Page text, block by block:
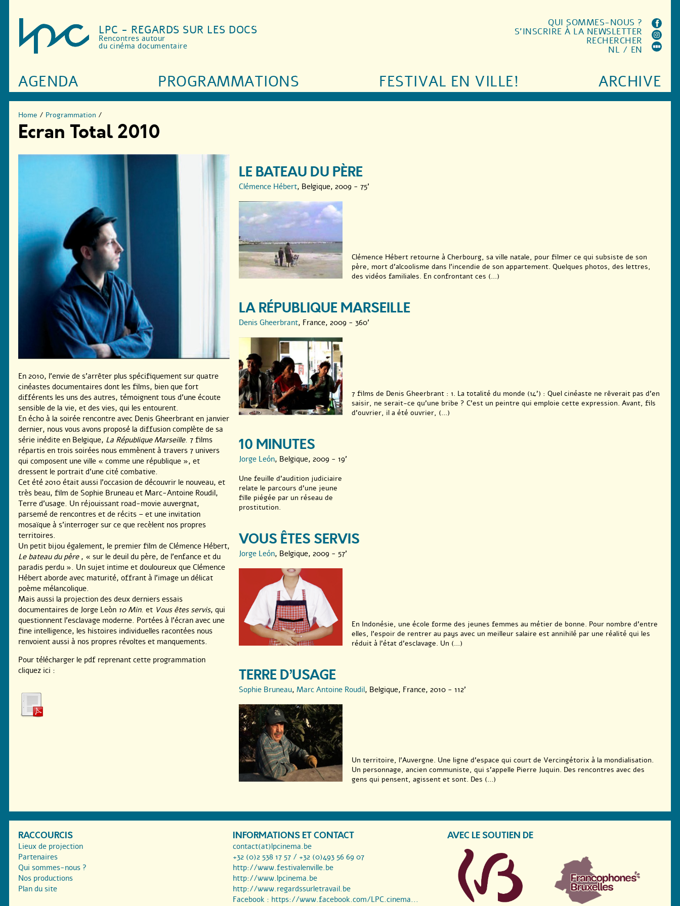
LPC - REGARDS SUR LES DOCS
Rencontres autour
du cinéma documentaire
AGENDA PROGRAMMATIONS FESTIVAL EN VILLE! ARCHIVE
QUI SOMMES-NOUS ?
S'INSCRIRE À LA NEWSLETTER
RECHERCHER
NL / EN
Home / Programmation /
Ecran Total 2010
En 2010, l’envie de s’arrêter plus spécifiquement sur quatre
cinéastes documentaires dont les films, bien que fort
différents les uns des autres, témoignent tous d’une écoute
sensible de la vie, et des vies, qui les entourent.
En écho à la soirée rencontre avec Denis Gheerbrant en janvier
dernier, nous vous avons proposé la diffusion complète de sa
série inédite en Belgique, La République Marseille. 7 films
répartis en trois soirées nous emmènent à travers 7 univers
qui composent une ville « comme une république », et
dressent le portrait d’une cité combative.
Cet été 2010 était aussi l’occasion de découvrir le nouveau, et
très beau, film de Sophie Bruneau et Marc-Antoine Roudil,
Terre d’usage. Un réjouissant road-movie auvergnat,
parsemé de rencontres et de récits – et une invitation
mosaïque à s’interroger sur ce que recèlent nos propres
territoires.
Un petit bijou également, le premier film de Clémence Hébert,
Le bateau du père, « sur le deuil du père, de l’enfance et du
paradis perdu ». Un sujet intime et douloureux que Clémence
Hébert aborde avec maturité, offrant à l’image un délicat
poème mélancolique.
Mais aussi la projection des deux derniers essais
documentaires de Jorge Leòn 10 Min. et Vous êtes servis, qui
questionnent l’esclavage moderne. Portées à l’écran avec une
fine intelligence, les histoires individuelles racontées nous
renvoient aussi à nos propres révoltes et manquements.
Pour télécharger le pdf reprenant cette programmation
cliquez ici :
LE BATEAU DU PÈRE
Clémence Hébert, Belgique, 2009 - 75'
Clémence Hébert retourne à Cherbourg, sa ville natale, pour filmer ce qui subsiste de son
père, mort d’alcoolisme dans l’incendie de son appartement. Quelques photos, des lettres,
des vidéos familiales. En confrontant ces (...)
LA RÉPUBLIQUE MARSEILLE
Denis Gheerbrant, France, 2009 - 360'
7 films de Denis Gheerbrant : 1. La totalité du monde (14’) : Quel cinéaste ne rêverait pas d’en
saisir, ne serait-ce qu’une bribe ? C’est un peintre qui emploie cette expression. Avant, fils
d’ouvrier, il a été ouvrier, (...)
10 MINUTES
Jorge León, Belgique, 2009 - 19'
Une feuille d’audition judiciaire
relate le parcours d’une jeune
fille piégée par un réseau de
prostitution.
VOUS ÊTES SERVIS
Jorge León, Belgique, 2009 - 57'
En Indonésie, une école forme des jeunes femmes au métier de bonne. Pour nombre d’entre
elles, l’espoir de rentrer au pays avec un meilleur salaire est annihilé par une réalité qui les
réduit à l’état d’esclavage. Un (...)
TERRE D’USAGE
Sophie Bruneau, Marc Antoine Roudil, Belgique, France, 2010 - 112'
Un territoire, l’Auvergne. Une ligne d’espace qui court de Vercingétorix à la mondialisation.
Un personnage, ancien communiste, qui s’appelle Pierre Juquin. Des rencontres avec des
gens qui pensent, agissent et sont. Des (...)
RACCOURCIS
Lieux de projection
Partenaires
Qui sommes-nous ?
Nos productions
Plan du site
INFORMATIONS ET CONTACT
contact(at)lpcinema.be
+32 (0)2 538 17 57 / +32 (0)493 56 69 07
http://www.festivalenville.be
http://www.lpcinema.be
http://www.regardssurletravail.be
Facebook : https://www.facebook.com/LPC.cinema...
AVEC LE SOUTIEN DE